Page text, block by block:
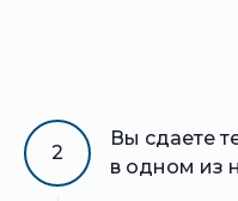
2
Вы сдаете
в одном из